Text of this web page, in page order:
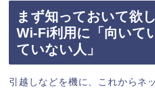
まず知っておいて欲
Wi-Fi利用に「向いて
ていない人」
引越しなどを機に、これからネ